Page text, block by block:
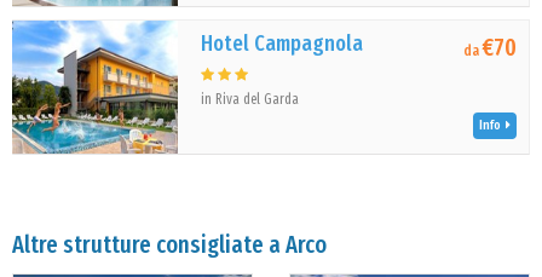
Hotel Campagnola
in Riva del Garda
da€70
Info
Altre strutture consigliate a Arco